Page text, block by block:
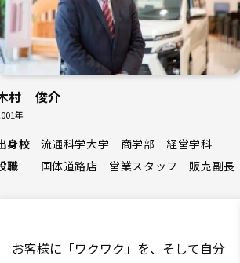
村 俊介
年
身校
流通科学大学 商学部 経営学科
職
国体道路店 営業スタッフ 販売副長
お客様に「ワクワク」を、そして自分